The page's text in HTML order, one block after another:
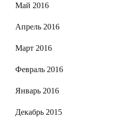
Май 2016
Апрель 2016
Март 2016
Февраль 2016
Январь 2016
Декабрь 2015